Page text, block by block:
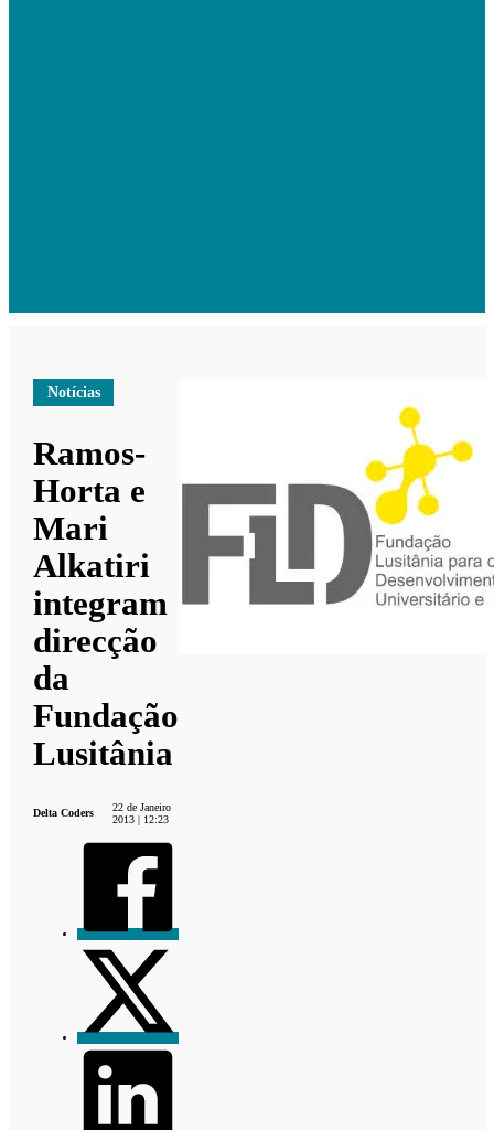
Notícias
Ramos-
Horta e
Mari
Alkatiri
integram
direcção
da
Fundação
Lusitânia
Delta Coders
22 de Janeiro
2013 | 12:23